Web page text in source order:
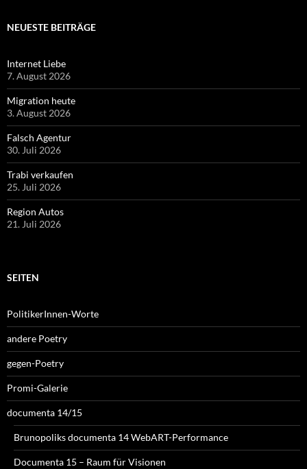
NEUESTE BEITRÄGE
Internet Liebe
7. August 2026
Migration heute
3. August 2026
Falsch Agentur
30. Juli 2026
Trabi verkaufen
25. Juli 2026
Region Autos
21. Juli 2026
SEITEN
PolitikerInnen-Worte
andere Poetry
gegen-Poetry
Promi-Galerie
documenta 14/15
Brunopoliks documenta 14 WebART-Performance
Documenta 15 – Raum für Visionen